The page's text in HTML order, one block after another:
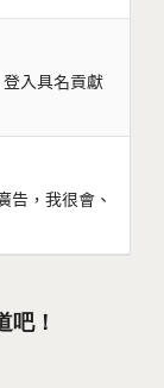
入具名貢獻
告，我很會、
吧！